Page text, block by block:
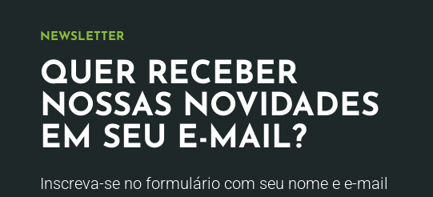
NEWSLETTER
QUER RECEBER
NOSSAS NOVIDADES
EM SEU E-MAIL?
Inscreva-se no formulário com seu nome e e-mail